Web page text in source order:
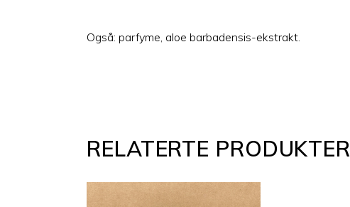
Også: parfyme, aloe barbadensis-ekstrakt.
RELATERTE PRODUKTER